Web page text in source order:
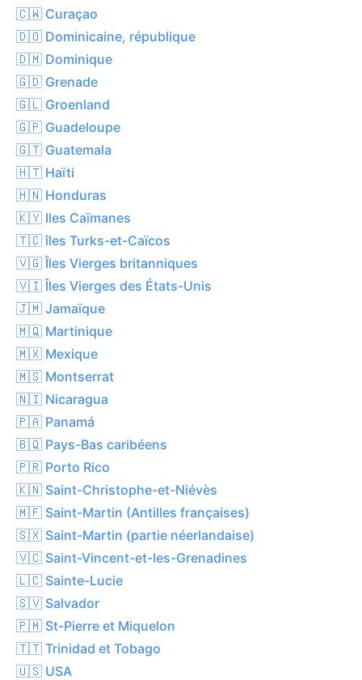
🇨🇼 Curaçao
🇩🇴 Dominicaine, république
🇩🇲 Dominique
🇬🇩 Grenade
🇬🇱 Groenland
🇬🇵 Guadeloupe
🇬🇹 Guatemala
🇭🇹 Haïti
🇭🇳 Honduras
🇰🇾 Iles Caïmanes
🇹🇨 îles Turks-et-Caïcos
🇻🇬 Îles Vierges britanniques
🇻🇮 Îles Vierges des États-Unis
🇯🇲 Jamaïque
🇲🇶 Martinique
🇲🇽 Mexique
🇲🇸 Montserrat
🇳🇮 Nicaragua
🇵🇦 Panamá
🇧🇶 Pays-Bas caribéens
🇵🇷 Porto Rico
🇰🇳 Saint-Christophe-et-Niévès
🇲🇫 Saint-Martin (Antilles françaises)
🇸🇽 Saint-Martin (partie néerlandaise)
🇻🇨 Saint-Vincent-et-les-Grenadines
🇱🇨 Sainte-Lucie
🇸🇻 Salvador
🇵🇲 St-Pierre et Miquelon
🇹🇹 Trinidad et Tobago
🇺🇸 USA